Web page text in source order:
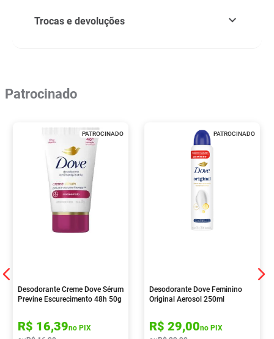
Trocas e devoluções
Patrocinado
PATROCINADO
Desodorante Creme Dove Sérum
Previne Escurecimento 48h 50g
R$ 16,39no PIX
PATROCINADO
Desodorante Dove Feminino
Original Aerosol 250ml
R$ 29,00no PIX